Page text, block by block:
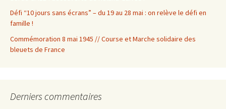
Défi “10 jours sans écrans” – du 19 au 28 mai : on relève le défi en
famille !
Commémoration 8 mai 1945 // Course et Marche solidaire des
bleuets de France
Derniers commentaires